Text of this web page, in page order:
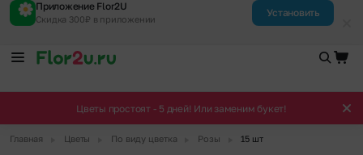
Приложение Flor2U
Скидка 300₽ в приложении
Установить
Цветы простоят - 5 дней! Или заменим букет!
Главная Цветы По виду цветка Розы 15 шт